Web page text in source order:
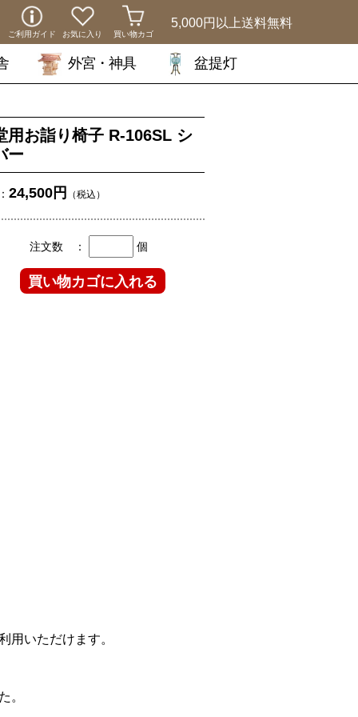
5,000円以上送料無料
ご利用ガイド お気に入り 買い物カゴ
外宮・神具 盆提灯
用お詣り椅子 R-106SL シ
ー
24,500円 （税込）
注文数 ： 個
用いただけます。
。